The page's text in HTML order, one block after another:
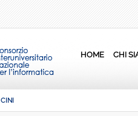
HOME CHI